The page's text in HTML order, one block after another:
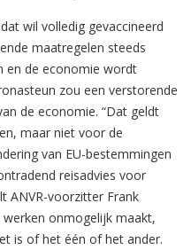
wil volledig gevaccineerd
maatregelen steeds
en de economie wordt
zou een verstorende
de economie. “Dat geldt
maar niet voor de
van EU-bestemmingen
reisadvies voor
ANVR-voorzitter Frank
onmogelijk maakt,
is of het één of het ander.